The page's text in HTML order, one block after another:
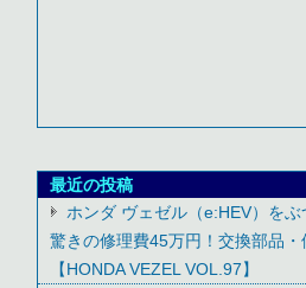
最近の投稿
ホンダ ヴェゼル（e:HEV）をぶ
驚きの修理費45万円！交換部品
【HONDA VEZEL VOL.97】